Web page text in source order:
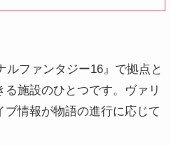
ルファンタジー16』で拠点と
る施設のひとつです。ヴァリ
ブ情報が物語の進行に応じて